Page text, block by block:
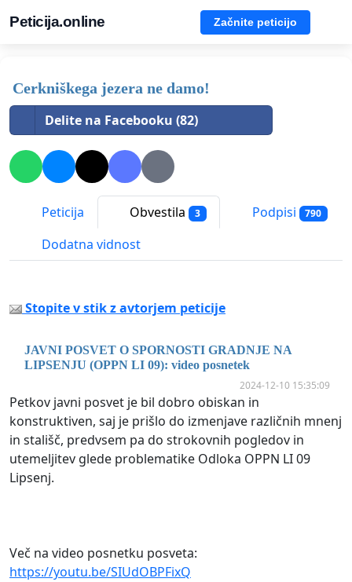
Peticija.online Začnite peticijo
Cerkniškega jezera ne damo!
Delite na Facebooku (82)
Peticija Obvestila 3 Podpisi 790
Dodatna vidnost
Stopite v stik z avtorjem peticije
JAVNI POSVET O SPORNOSTI GRADNJE NA
LIPSENJU (OPPN LI 09): video posnetek
2024-12-10 15:35:09
Petkov javni posvet je bil dobro obiskan in
konstruktiven, saj je prišlo do izmenjave različnih mnenj
in stališč, predvsem pa do strokovnih pogledov in
utemeljitev glede problematike Odloka OPPN LI 09
Lipsenj.
Več na video posnetku posveta:
https://youtu.be/SIUdOBPFixQ